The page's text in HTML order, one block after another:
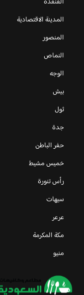
المدينة الاقتصادية
المنصور
النماص
الوجه
بيش
ثول
جدة
حفر الباطن
خميس مشيط
رأس تنورة
سيهات
عرعر
مكة المكرمة
منيو